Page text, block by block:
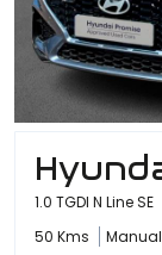
1.0 TGDI N Line SE
50 Kms
Manual